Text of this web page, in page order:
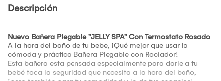
Descripción
Nuevo Bañera Plegable "JELLY SPA" Con Termostato Rosado
A la hora del baño de tu bebe, ¡Qué mejor que usar la
cómoda y práctica Bañera Plegable con Rociador!
Esta bañera esta pensada especialmente para darle a tu
bebé toda la seguridad que necesita a la hora del baño,